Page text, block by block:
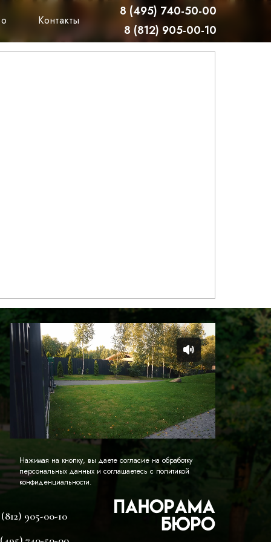
Контакты
8 (812) 905-00-10
8 (495) 740-50-00
905-00-10
Нажимая на кнопку, вы даете согласие на обработку
персональных данных и соглашаетесь c политикой
конфиденциальности.